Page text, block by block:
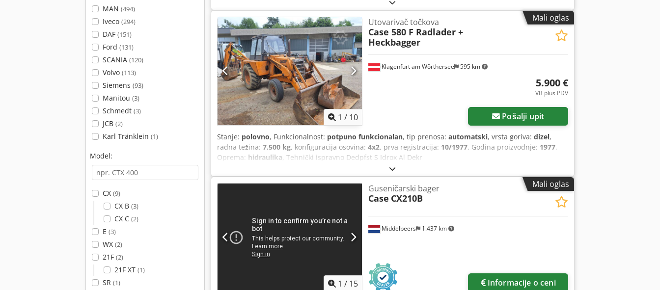
MAN (494)
Iveco (294)
DAF (151)
Ford (131)
SCANIA (120)
Volvo (113)
Siemens (93)
Manitou (3)
Schmedt (3)
JCB (2)
Karl Tränklein (1)
Model:
CX (9)
CX B (3)
CX C (2)
E (3)
WX (2)
21F (2)
21F XT (1)
SR (1)
spojnica OQ80 1 x kašika – širina 800 mm 1 x klešta – funkcionišu, potrebna je popravka Podvozje je u
dobrom stanju, otprilike 70% Podne ploče, širina 600 mm Dkjdpfszp Rm Rsx Al Der Isuzu motor, snage 202
kW CE sertifikat Dimenzije za transport: 10,8 x 3 x 3,40 m Radna težina: 35,5 t.
Mali oglas
1 / 10
Klagenfurt am Wörthersee 595 km
Utovarivač točkova
Case 580 F Radlader +
Heckbagger
5.900 €
VB plus PDV
Pošalji upit
Stanje: polovno, Funkcionalnost: potpuno funkcionalan, tip prenosa: automatski, vrsta goriva: dizel,
radna težina: 7.500 kg, konfiguracija osovina: 4x2, prva registracija: 10/1977, Godina proizvodnje: 1977,
Oprema: hidraulika, Tehnički ispravno Dedpfst S Idrox Al Dekr
Mali oglas
1 / 15
Middelbeers 1.437 km
Guseničarski bager
Case CX210B
Informacije o ceni